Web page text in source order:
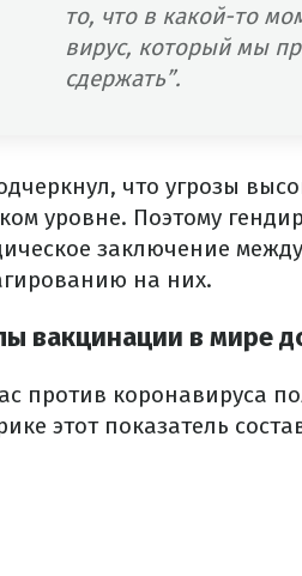
то, что в какой-то
вирус, который мы
сдержать”.
что угрозы
уровне. Поэтому
заключение
на них.
вакцинации в мире
против коронавируса
этот показатель